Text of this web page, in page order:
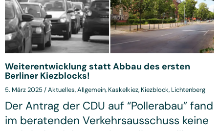
Weiterentwicklung statt Abbau des ersten
Berliner Kiezblocks!
5. März 2025/Aktuelles,Allgemein, Kaskelkiez, Kiezblock, Lichtenberg
Der Antrag der CDU auf “Pollerabau” fand
im beratenden Verkehrsausschuss keine